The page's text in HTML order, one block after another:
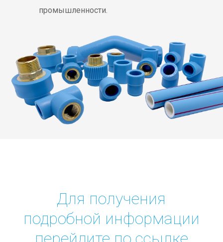
промышленности.
Для получения
подробной информации